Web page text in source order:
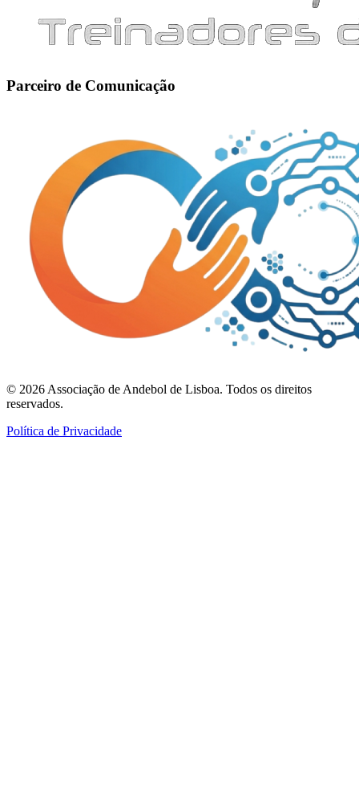
Parceiro de Comunicação
© 2026 Associação de Andebol de Lisboa. Todos os direitos
reservados.
Política de Privacidade